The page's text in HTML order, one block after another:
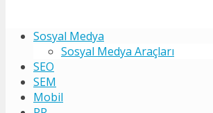
Sosyal Medya
Sosyal Medya Araçları
SEO
SEM
Mobil